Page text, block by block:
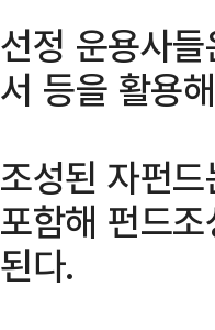
선정 운용사
서 등을 활용
조성된 자펀
포함해 펀드
된다.